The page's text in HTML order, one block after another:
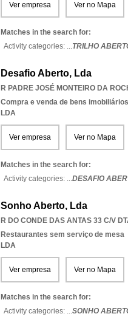
Ver empresa Ver no Mapa
Matches in the search for:
Activity categories: ...TRILHO
Desafio Aberto, Lda
R PADRE JOSÉ MONTEIRO DA
Compra e venda de bens imobiliários
LDA
Ver empresa Ver no Mapa
Matches in the search for:
Activity categories: ...DESAFIO
Sonho Aberto, Lda
R DO CONDE DAS ANTAS 33 C/V
Restaurantes sem serviço de mesa
LDA
Ver empresa Ver no Mapa
Matches in the search for:
Activity categories: ...SONHO